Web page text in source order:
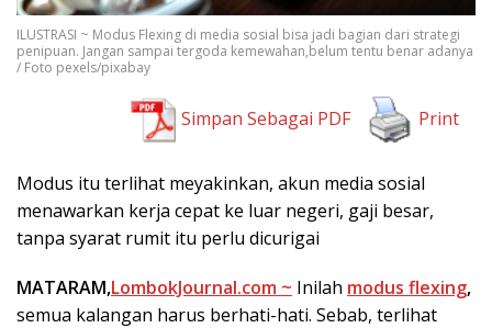
ILUSTRASI ~ Modus Flexing di media sosial bisa jadi bagian dari strategi
penipuan. Jangan sampai tergoda kemewahan,belum tentu benar adanya
/ Foto pexels/pixabay
Simpan Sebagai PDF Print
Modus itu terlihat meyakinkan, akun media sosial
menawarkan kerja cepat ke luar negeri, gaji besar,
tanpa syarat rumit itu perlu dicurigai
MATARAM,LombokJournal.com ~ Inilah modus flexing,
semua kalangan harus berhati-hati. Sebab, terlihat